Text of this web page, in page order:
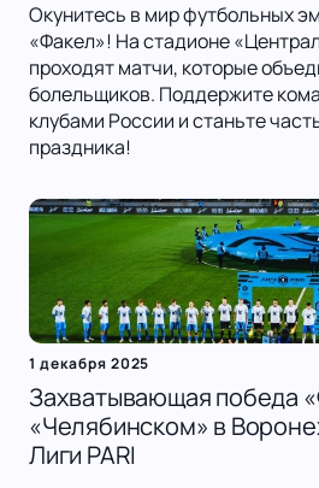
Окунитесь в мир футбольных
«Факел»! На стадионе
проходят матчи, которые
болельщиков. Поддержите
клубами России и станьте
праздника!
1 декабря 2025
Захватывающая победа
«Челябинском» в
Лиги PARI